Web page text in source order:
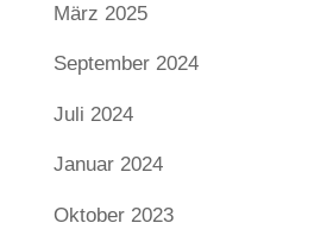
März 2025
September 2024
Juli 2024
Januar 2024
Oktober 2023